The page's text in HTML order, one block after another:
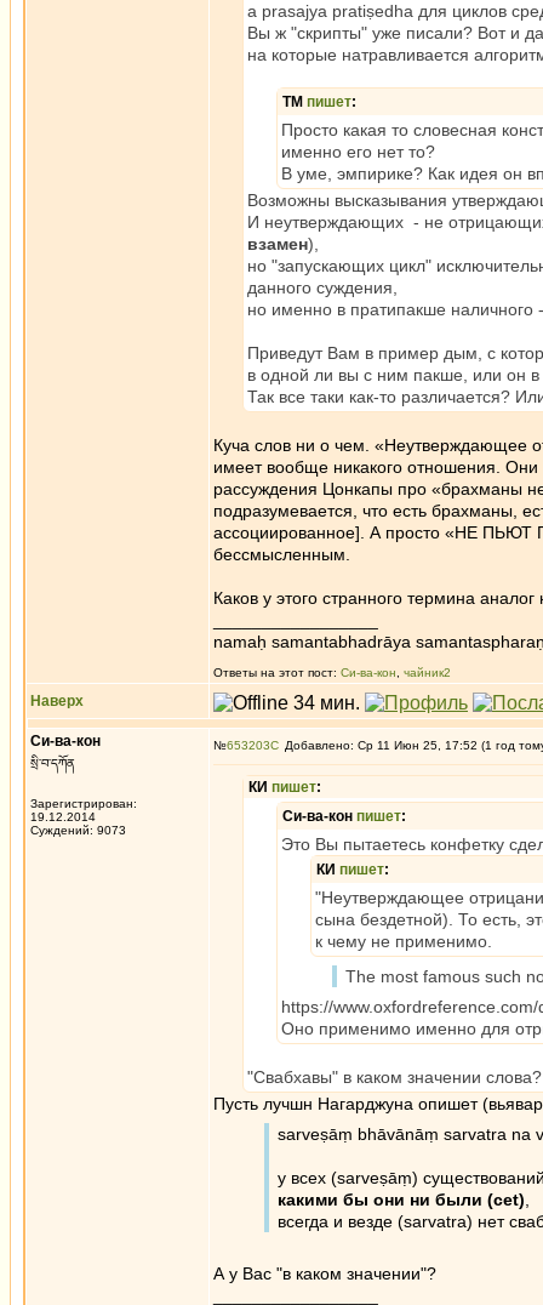
а prasajya pratiṣedha для циклов
Вы ж "скрипты" уже писали? Вот и
на которые натравливается
ТМ пишет:
Просто какая то словесная
именно его нет то?
В уме, эмпирике? Как идея он
Возможны высказывания
И неутверждающих - не отрицающих
взамен),
но "запускающих цикл"
данного суждения,
но именно в пратипакше наличного
Приведут Вам в пример дым, с
в одной ли вы с ним пакше, или он
Так все таки как-то различается?
Куча слов ни о чем. «Неутверждающее
имеет вообще никакого отношения.
рассуждения Цонкапы про «брахманы
подразумевается, что есть брахманы,
ассоциированное]. А просто «НЕ ПЬЮТ
бессмысленным.
Каков у этого странного термина
namaḥ samantabhadrāya
Ответы на этот пост: Си-ва-кон чайник2
Наверх
Си-ва-кон
སྲི་བ་དཀོན
Зарегистрирован:
19.12.2014
Суждений: 9073
№653203 Добавлено: Ср 11 Июн 25, 17:52 (1 год
КИ пишет:
Си-ва-кон пишет:
Это Вы пытаетесь конфетку
КИ пишет:
"Неутверждающее
сына бездетной). То есть,
к чему не применимо.
The most famous such
https://
Оно применимо именно для
"Свабхавы" в каком значении
Пусть лучшн Нагарджуна опишет
sarveṣāṃ bhāvānāṃ sarvatra na
у всех (sarveṣāṃ)
какими бы они ни были (cet)
всегда и везде (sarvatra) нет
А у Вас "в каком значении"?